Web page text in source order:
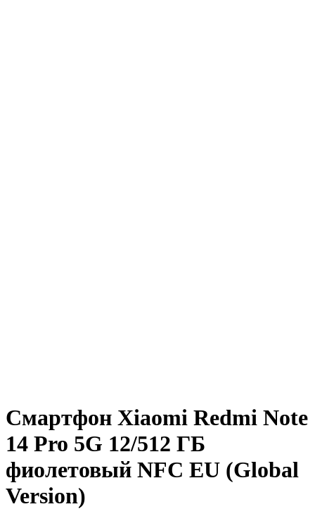
Смартфон Xiaomi Redmi Note
14 Pro 5G 12/512 ГБ
фиолетовый NFC EU (Global
Version)